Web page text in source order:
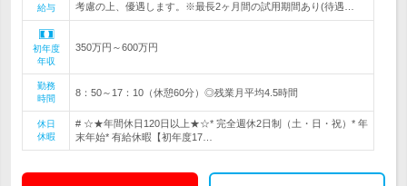
給与
考慮の上、優遇します。※最長2ヶ月間の試用期間あり(待遇…
初年度
年収
350万円～600万円
勤務
時間
8：50～17：10（休憩60分）◎残業月平均4.5時間
休日
休暇
# ☆★年間休日120日以上★☆* 完全週休2日制（土・日・祝）* 年
末年始* 有給休暇【初年度17…